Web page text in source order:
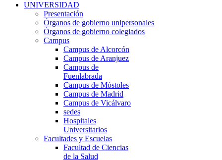
UNIVERSIDAD
Presentación
Órganos de gobierno unipersonales
Órganos de gobierno colegiados
Campus
Campus de Alcorcón
Campus de Aranjuez
Campus de
Fuenlabrada
Campus de Móstoles
Campus de Madrid
Campus de Vicálvaro
sedes
Hospitales
Universitarios
Facultades y Escuelas
Facultad de Ciencias
de la Salud